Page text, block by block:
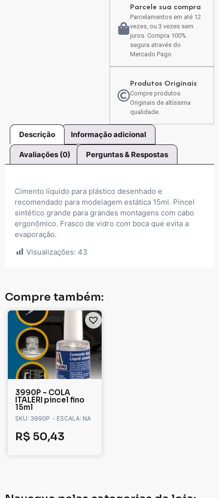
Parcele sua compra
Parcelamentos em até 12
vezes, ou 3 vezes sem
juros. Compra 100%
segura através do
Mercado Pago
Produtos Originais
Compre produtos
Originais de altíssima
qualidade.
Descrição Informação adicional
Avaliações (0) Perguntas & Respostas
Cimento líquido para plástico desenhado e
recomendado para modelagem estática 15ml. Pincel
sintético grande para grandes montagens com cabo
ergonômico. Frasco de vidro com boca que evita a
evaporação.
Visualizações: 43
Compre também:
3990P – COLA
ITALERI pincel fino
15ml
SKU: 3990P - ESCALA: NA
R$ 50,43